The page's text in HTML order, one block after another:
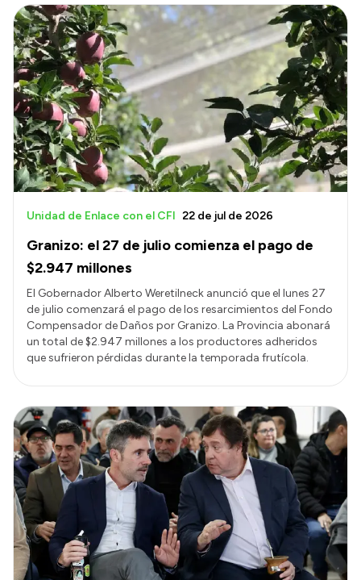
Granizo: el 27 de julio comienza el pago de
$2.947 millones
Unidad de Enlace con el CFI 22 de jul de 2026
El Gobernador Alberto Weretilneck anunció que el lunes 27
de julio comenzará el pago de los resarcimientos del Fondo
Compensador de Daños por Granizo. La Provincia abonará
un total de $2.947 millones a los productores adheridos
que sufrieron pérdidas durante la temporada frutícola.